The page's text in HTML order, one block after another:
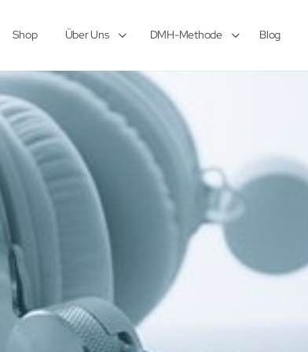
Shop Über Uns DMH-Methode Blog